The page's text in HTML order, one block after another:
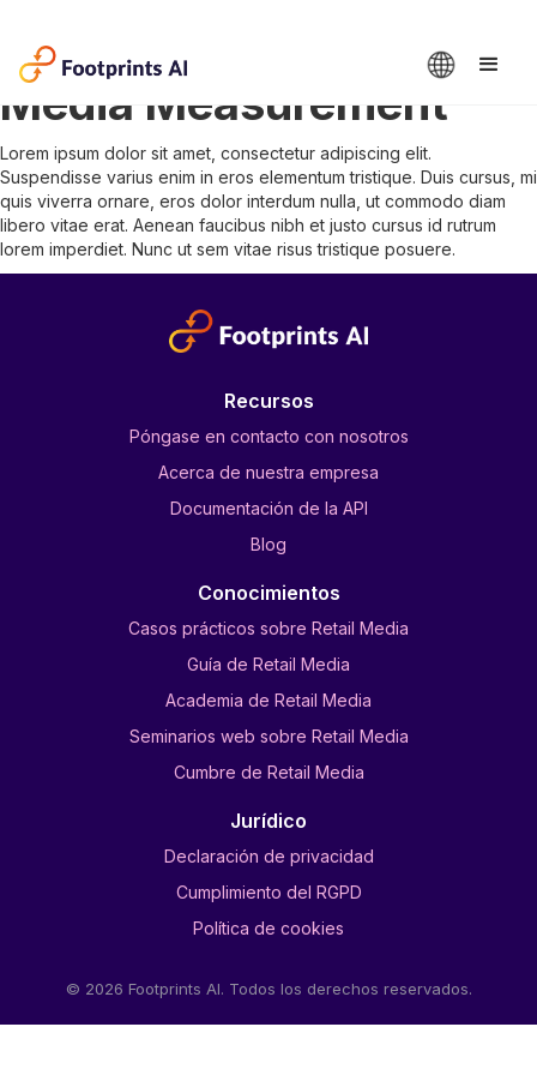
Closed-Loop Retail
Media Measurement
Lorem ipsum dolor sit amet, consectetur adipiscing elit.
Suspendisse varius enim in eros elementum tristique. Duis cursus, mi
quis viverra ornare, eros dolor interdum nulla, ut commodo diam
libero vitae erat. Aenean faucibus nibh et justo cursus id rutrum
lorem imperdiet. Nunc ut sem vitae risus tristique posuere.
Recursos
Póngase en contacto con nosotros
Acerca de nuestra empresa
Documentación de la API
Blog
Conocimientos
Casos prácticos sobre Retail Media
Guía de Retail Media
Academia de Retail Media
Seminarios web sobre Retail Media
Cumbre de Retail Media
Jurídico
Declaración de privacidad
Cumplimiento del RGPD
Política de cookies
© 2026 Footprints AI. Todos los derechos reservados.